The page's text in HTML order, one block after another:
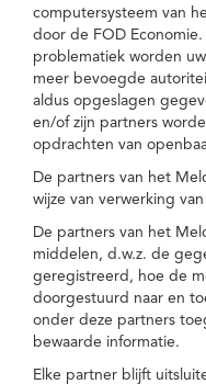
computersysteem van
door de FOD
problematiek worden
meer bevoegde
aldus opgeslagen
en/of zijn partners
opdrachten van
De partners van het
wijze van verwerking
De partners van het
middelen, d.w.z. de
geregistreerd, hoe de
doorgestuurd naar en
onder deze partners
bewaarde informatie.
Elke partner blijft